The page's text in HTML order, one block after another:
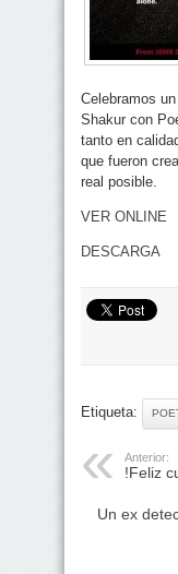
Celebramos
Shakur con
tanto en
que fueron
real posible.
VER ONLINE
DESCARGA
Etiqueta:
Anterior:
!Feliz
Un ex